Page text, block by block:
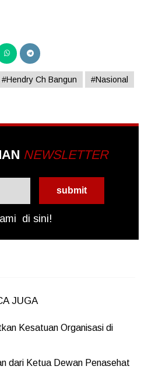
#Hendry Ch Bangun
#Nasional
NEWSLETTER
di sini!
JUGA
Kesatuan Organisasi di
dari Ketua Dewan Penasehat